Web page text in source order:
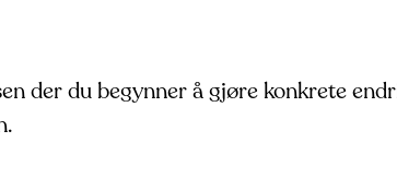
der du begynner å gjøre konkrete